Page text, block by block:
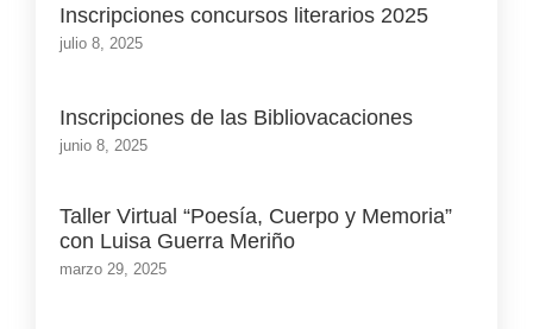
Inscripciones concursos literarios 2025
julio 8, 2025
Inscripciones de las Bibliovacaciones
junio 8, 2025
Taller Virtual “Poesía, Cuerpo y Memoria”
con Luisa Guerra Meriño
marzo 29, 2025